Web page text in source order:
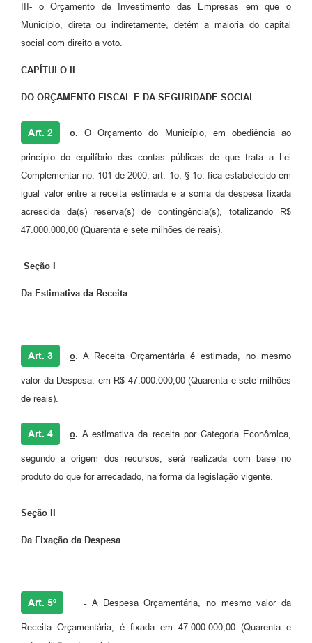
III- o Orçamento de Investimento das Empresas em que o
Município, direta ou indiretamente, detém a maioria do capital
social com direito a voto.
CAPÍTULO II
DO ORÇAMENTO FISCAL E DA SEGURIDADE SOCIAL
Art. 2 o. O Orçamento do Município, em obediência ao
princípio do equilíbrio das contas públicas de que trata a Lei
Complementar no. 101 de 2000, art. 1o, § 1o, fica estabelecido em
igual valor entre a receita estimada e a soma da despesa fixada
acrescida da(s) reserva(s) de contingência(s), totalizando R$
47.000.000,00 (Quarenta e sete milhões de reais).
Seção I
Da Estimativa da Receita
Art. 3 o . A Receita Orçamentária é estimada, no mesmo
valor da Despesa, em R$ 47.000.000,00 (Quarenta e sete milhões
de reais).
Art. 4 o.A estimativa da receita por Categoria Econômica,
segundo a origem dos recursos, será realizada com base no
produto do que for arrecadado, na forma da legislação vigente.
Seção II
Da Fixação da Despesa
Art. 5º - A Despesa Orçamentária, no mesmo valor da
Receita Orçamentária, é fixada em 47.000.000,00 (Quarenta e